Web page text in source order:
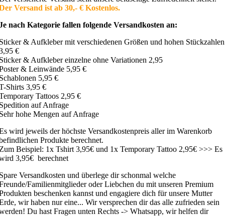
Versand ist ab 30,- € Kostenlos.
nach Kategorie fallen folgende Versandkosten an:
& Aufkleber mit verschiedenen Größen und hohen Stückzahlen
€
& Aufkleber einzelne ohne Variationen 2,95
& Leinwände 5,95 €
5,95 €
Shirts 3,95 €
Tattoos 2,95 €
auf Anfrage
hohe Mengen auf Anfrage
wird jeweils der höchste Versandkostenpreis aller im Warenkorb
Produkte berechnet.
Beispiel: 1x Tshirt 3,95€ und 1x Temporary Tattoo 2,95€ >>> Es
3,95€ berechnet
Versandkosten und überlege dir schonmal welche
Familienmitglieder oder Liebchen du mit unseren Premium
beschenken kannst und engagiere dich für unsere Mutter
wir haben nur eine... Wir versprechen dir das alle zufrieden sein
Du hast Fragen unten Rechts -> Whatsapp, wir helfen dir